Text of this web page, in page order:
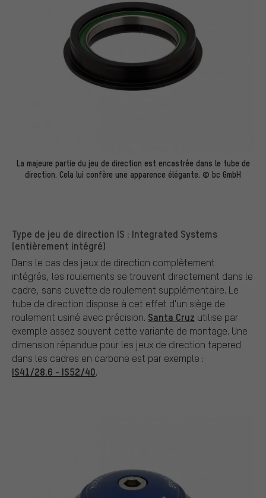
La majeure partie du jeu de direction est encastrée dans le tube de
direction. Cela lui confère une apparence élégante. © bc GmbH
Type de jeu de direction IS : Integrated Systems
(entièrement intégré)
Dans le cas des jeux de direction complètement
intégrés, les roulements se trouvent directement dans le
cadre, sans cuvette de roulement supplémentaire. Le
tube de direction dispose à cet effet d'un siège de
roulement usiné avec précision. Santa Cruz utilise par
exemple assez souvent cette variante de montage. Une
dimension répandue pour les jeux de direction tapered
dans les cadres en carbone est par exemple :
IS41/28.6 - IS52/40.